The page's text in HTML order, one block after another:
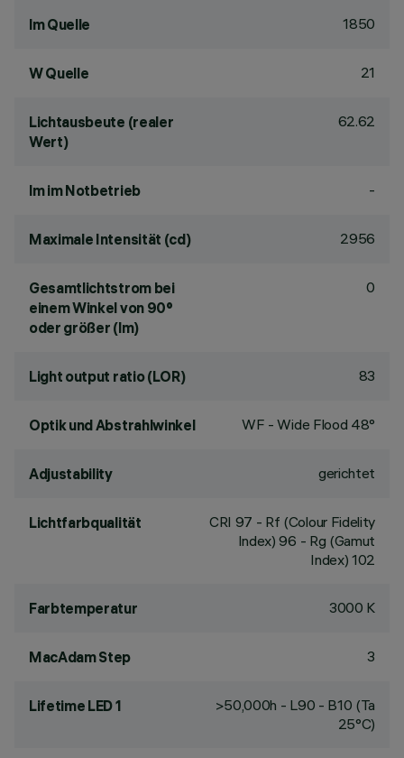
lm Quelle 1850
W Quelle 21
Lichtausbeute (realer
Wert)
62.62
lm im Notbetrieb -
Maximale Intensität (cd) 2956
Gesamtlichtstrom bei
einem Winkel von 90°
oder größer (lm)
0
Light output ratio (LOR) 83
Optik und Abstrahlwinkel WF - Wide Flood 48°
Adjustability gerichtet
Lichtfarbqualität CRI 97 - Rf (Colour Fidelity
Index) 96 - Rg (Gamut
Index) 102
Farbtemperatur 3000 K
MacAdam Step 3
Lifetime LED 1
>50,000h - L90 - B10 (Ta
25°C)